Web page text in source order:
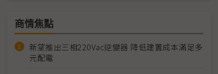
商情焦點
新望推出三相220Vac逆變器 降低建置成本滿足多
元配電